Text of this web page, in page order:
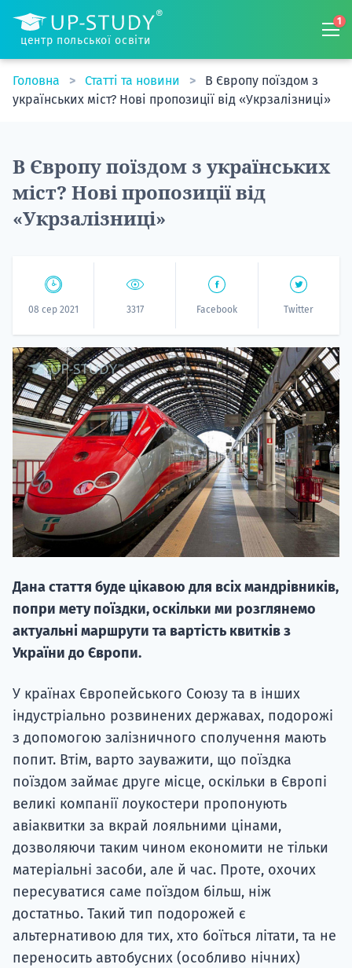
центр польської освіти
1
Головна Статті та новини
В Європу поїздом з
українських міст? Нові пропозиції від «Укрзалізниці»
В Європу поїздом з українських
міст? Нові пропозиції від
«Укрзалізниці»
08 сер 2021 3317 Facebook Twitter
Дана стаття буде цікавою для всіх мандрівників,
попри мету поїздки, оскільки ми розглянемо
актуальні маршрути та вартість квитків з
України до Європи.
У країнах Європейського Союзу та в інших
індустріально розвинених державах, подорожі
з допомогою залізничного сполучення мають
попит. Втім, варто зауважити, що поїздка
поїздом займає друге місце, оскільки в Європі
великі компанії лоукостери пропонують
авіаквитки за вкрай лояльними цінами,
дозволяючи таким чином економити не тільки
матеріальні засоби, але й час. Проте, охочих
пересуватися саме поїздом більш, ніж
достатньо. Такий тип подорожей є
альтернативою для тих, хто боїться літати, та не
переносить автобусних (особливо нічних)
НАБІР
вступ на